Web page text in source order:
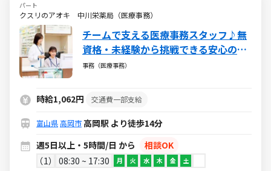
パート
クスリのアオキ 中川栄薬局（医療事務）
チームで支える医療事務スタッフ♪無
資格・未経験から挑戦できる安心の環
境／週5日・1日5h～・日祝休み
事務（医療事務）
時給1,062円 交通費一部支給
富山県高岡市 高岡駅 より徒歩14分
週5日以上・5時間/日 から
相談OK
1
08:30 ~ 17:30 月 火 水 木 金 土